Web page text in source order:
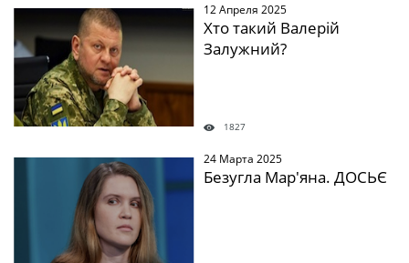
12 Апреля 2025
Хто такий Валерій
Залужний?
1827
24 Марта 2025
Безугла Мар'яна. ДОСЬЄ